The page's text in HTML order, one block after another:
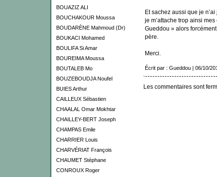
BOUAZIZ ALI
BOUCHAKOUR Moussa
BOUDARÈNE Mahmoud (Dr)
BOUKACI Mohamed
BOULIFA Si Amar
BOUREIMA Moussa
BOUTALEB Mo
BOUZEBOUDJA Noufel
BUIES Arthur
CAILLEUX Sébastien
CHAALAL Omar Mokhtar
CHAILLEY-BERT Joseph
CHAMPAS Emile
CHARRIER Louis
CHARVÉRIAT François
CHAUMET Stéphane
CONROUX Roger
Et sachez aussi que je
je m’attache trop ainsi
Gueddou » alors
père.
Merci.
Écrit par : Gueddou | 06/10/
Les commentaires sont